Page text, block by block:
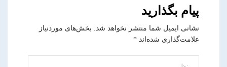
پیام بگذارید
نشانی ایمیل شما منتشر نخواهد شد.
بخش‌های موردنیاز
علامت‌گذاری شده‌اند *